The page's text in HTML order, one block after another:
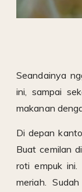
Seandainya
ini, sampai
makanan
Di depan
Buat cemilan
roti empuk ini.
meriah.